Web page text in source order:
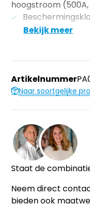
hoogstroom
Bekijk meer
Artikelnummer
Naar soortgelijke
Staat de
Neem direct
bieden ook